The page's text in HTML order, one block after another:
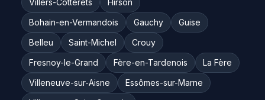
Villers-Cotterêts
Hirson
Bohain-en-Vermandois
Gauchy
Guise
Belleu
Saint-Michel
Crouy
Fresnoy-le-Grand
Fère-en-Tardenois
La Fère
Villeneuve-sur-Aisne
Essômes-sur-Marne